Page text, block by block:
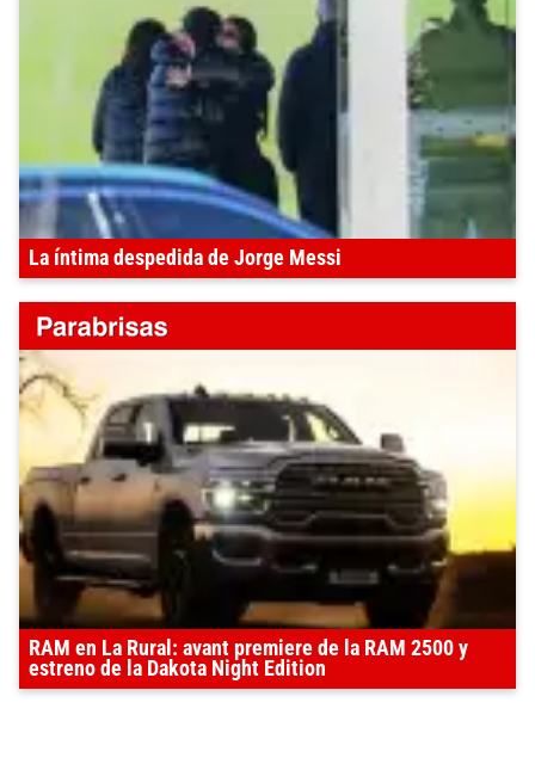
La íntima despedida de Jorge Messi
RAM en La Rural: avant premiere de la RAM 2500 y
estreno de la Dakota Night Edition